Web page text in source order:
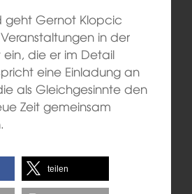
geht Gernot Klopcic
in der
ein, die er im Detail
eine Einladung an
als Gleichgesinnte den
Zeit gemeinsam
teilen